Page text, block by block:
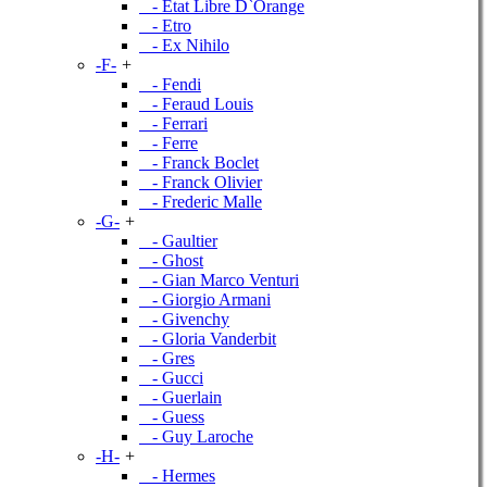
- Etat Libre D`Orange
- Etro
- Ex Nihilo
-F- +
- Fendi
- Feraud Louis
- Ferrari
- Ferre
- Franck Boclet
- Franck Olivier
- Frederic Malle
-G- +
- Gaultier
- Ghost
- Gian Marco Venturi
- Giorgio Armani
- Givenchy
- Gloria Vanderbit
- Gres
- Gucci
- Guerlain
- Guess
- Guy Laroche
-H- +
- Hermes